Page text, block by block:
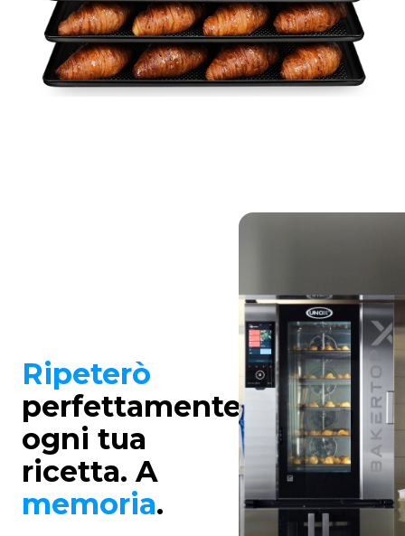
Ripeterò
perfettamente
ogni tua
ricetta. A
memoria.